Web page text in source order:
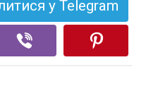
у Telegram